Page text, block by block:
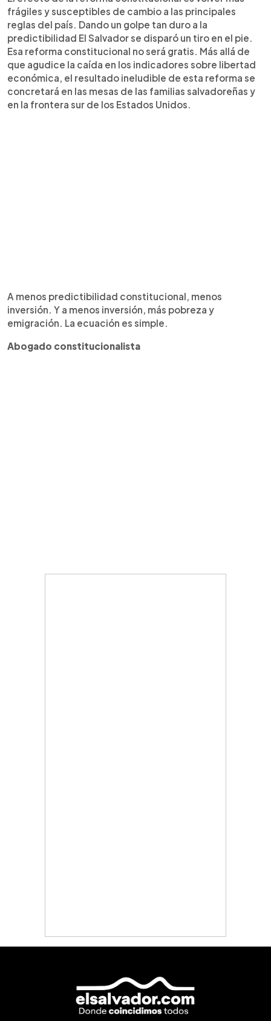
frágiles y susceptibles de cambio a las principales
reglas del país. Dando un golpe tan duro a la
predictibilidad El Salvador se disparó un tiro en el pie.
Esa reforma constitucional no será gratis. Más allá de
que agudice la caída en los indicadores sobre libertad
económica, el resultado ineludible de esta reforma se
concretará en las mesas de las familias salvadoreñas y
en la frontera sur de los Estados Unidos.
A menos predictibilidad constitucional, menos
inversión. Y a menos inversión, más pobreza y
emigración. La ecuación es simple.
Abogado constitucionalista